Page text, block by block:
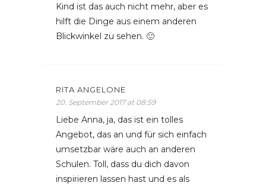
Kind ist das auch nicht mehr, aber es
hilft die Dinge aus einem anderen
Blickwinkel zu sehen. 🙂
RITA ANGELONE
20. September 2017 at 08:59
Liebe Anna, ja, das ist ein tolles
Angebot, das an und für sich einfach
umsetzbar wäre auch an anderen
Schulen. Toll, dass du dich davon
inspirieren lassen hast und es als